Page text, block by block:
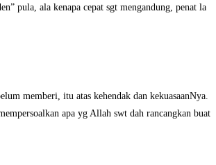
pula, ala kenapa cepat sgt mengandung, penat la
memberi, itu atas kehendak dan kekuasaanNya.
apa yg Allah swt dah rancangkan buat